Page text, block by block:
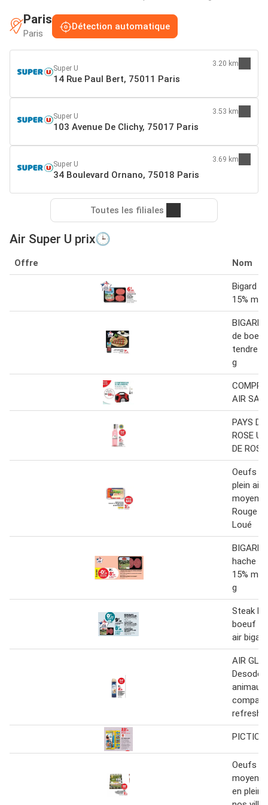
Paris
Paris
Détection automatique
Super U
14 Rue Paul Bert, 75011 Paris
3.20 km
Super U
103 Avenue De Clichy, 75017 Paris
3.53 km
Super U
34 Boulevard Ornano, 75018 Paris
3.69 km
Toutes les filiales
Air Super U prix🕒
Offre Nom
Bigard
15% mg
BIGARD
de
tendre
g
AIR
PAYS
ROSE
DE ROSE
Oeufs
plein air
moyen
Rouge
Loué
BIGARD
hache
15% mg
g
Steak
boeuf
air
AIR
animaux
Oeufs
moyen/
en plein